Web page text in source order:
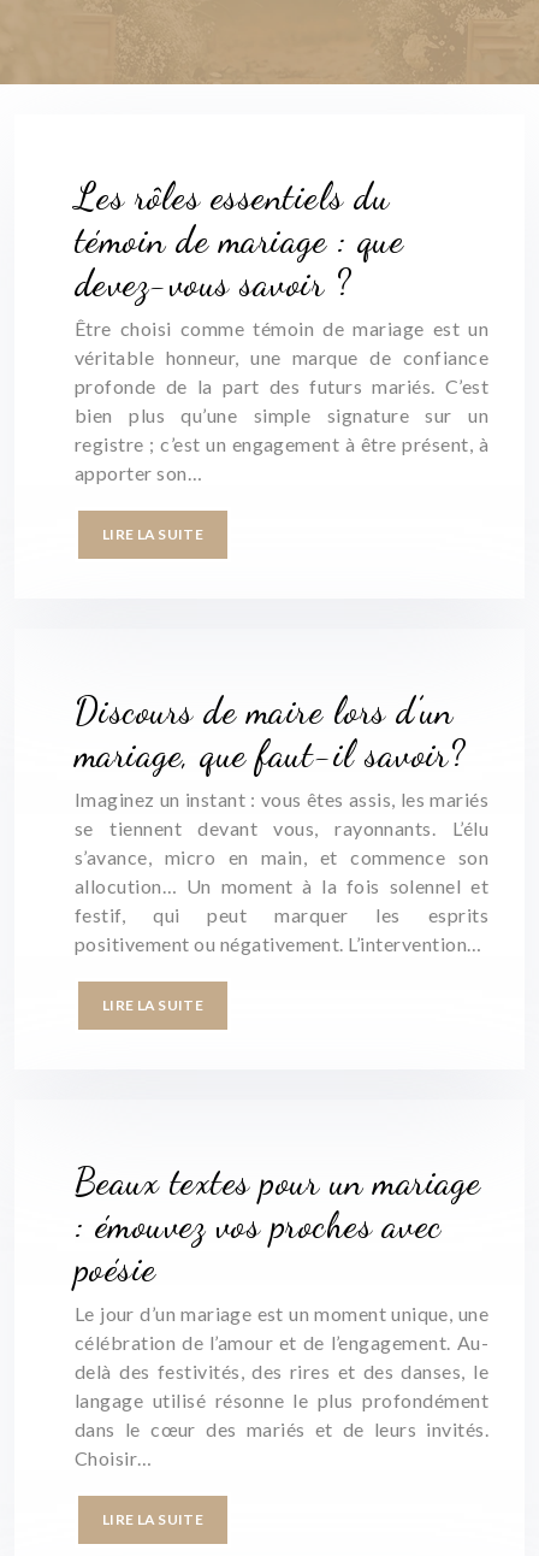
Les rôles essentiels du
témoin de mariage : que
devez-vous savoir ?
Être choisi comme témoin de mariage est un
véritable honneur, une marque de confiance
profonde de la part des futurs mariés. C’est
bien plus qu’une simple signature sur un
registre ; c’est un engagement à être présent, à
apporter son…
LIRE LA SUITE
Discours de maire lors d’un
mariage, que faut-il savoir?
Imaginez un instant : vous êtes assis, les mariés
se tiennent devant vous, rayonnants. L’élu
s’avance, micro en main, et commence son
allocution… Un moment à la fois solennel et
festif, qui peut marquer les esprits
positivement ou négativement. L’intervention…
LIRE LA SUITE
Beaux textes pour un mariage
: émouvez vos proches avec
poésie
Le jour d’un mariage est un moment unique, une
célébration de l’amour et de l’engagement. Au-
delà des festivités, des rires et des danses, le
langage utilisé résonne le plus profondément
dans le cœur des mariés et de leurs invités.
Choisir…
LIRE LA SUITE